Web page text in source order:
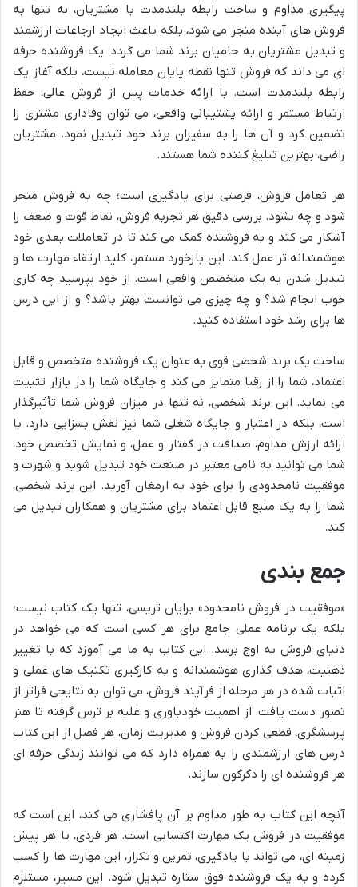
پیگیری مداوم و ساخت رابطه بلندمدت با مشتریان، نه تنها به
فروش های آینده منجر می شود، بلکه باعث ایجاد ارجاعات ارزشمند
و تبدیل مشتریان به حامیان برند شما می گردد. یک فروشنده حرفه
ای می داند که فروش تنها نقطه پایان معامله نیست، بلکه آغاز یک
رابطه بلندمدت است. با ارائه خدمات پس از فروش عالی، حفظ
ارتباط مستمر و ارائه پشتیبانی واقعی، می توان وفاداری مشتری را
تضمین کرد و آن ها را به سفیران برند خود تبدیل نمود. مشتریان
راضی، بهترین تبلیغ کننده شما هستند.
هر تعامل فروش، فرصتی برای یادگیری است؛ چه به فروش منجر
شود و چه نشود. بررسی دقیق هر تجربه فروش، نقاط قوت و ضعف را
آشکار می کند و به فروشنده کمک می کند تا در تعاملات بعدی خود
هوشمندانه تر عمل کند. این بازخورد مستمر، کلید ارتقاء مهارت ها و
تبدیل شدن به یک متخصص واقعی است. از خود بپرسید چه کاری
خوب انجام شد؟ و چه چیزی می توانست بهتر باشد؟ و از این درس
ها برای رشد خود استفاده کنید.
ساخت یک برند شخصی قوی به عنوان یک فروشنده متخصص و قابل
اعتماد، شما را از رقبا متمایز می کند و جایگاه شما را در بازار تثبیت
می نماید. این برند شخصی، نه تنها در میزان فروش شما تأثیرگذار
است، بلکه در اعتبار و جایگاه شغلی شما نیز نقش بسزایی دارد. با
ارائه ارزش مداوم، صداقت در گفتار و عمل، و نمایش تخصص خود،
شما می توانید به نامی معتبر در صنعت خود تبدیل شوید و شهرت و
موفقیت نامحدودی را برای خود به ارمغان آورید. این برند شخصی،
شما را به یک منبع قابل اعتماد برای مشتریان و همکاران تبدیل می
کند.
جمع بندی
«موفقیت در فروش نامحدود» برایان تریسی، تنها یک کتاب نیست؛
بلکه یک برنامه عملی جامع برای هر کسی است که می خواهد در
دنیای فروش به اوج برسد. این کتاب به ما می آموزد که با تغییر
ذهنیت، هدف گذاری هوشمندانه و به کارگیری تکنیک های عملی و
اثبات شده در هر مرحله از فرآیند فروش، می توان به نتایجی فراتر از
تصور دست یافت. از اهمیت خودباوری و غلبه بر ترس گرفته تا هنر
پرسشگری، قطعی کردن فروش و مدیریت زمان، هر فصل از این کتاب
درس های ارزشمندی را به همراه دارد که می توانند زندگی حرفه ای
هر فروشنده ای را دگرگون سازند.
آنچه این کتاب به طور مداوم بر آن پافشاری می کند، این است که
موفقیت در فروش یک مهارت اکتسابی است. هر فردی، با هر پیش
زمینه ای، می تواند با یادگیری، تمرین و تکرار، این مهارت ها را کسب
کرده و به یک فروشنده فوق ستاره تبدیل شود. این مسیر، مستلزم